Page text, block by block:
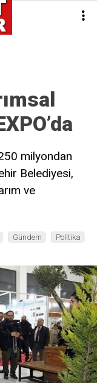
milyondan
Belediyesi,
ve
Gündem Politika